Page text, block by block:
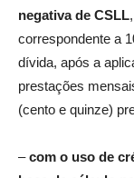
negativa de CSLL
correspondente a
dívida, após a
prestações
(cento e quinze)
–com o uso de